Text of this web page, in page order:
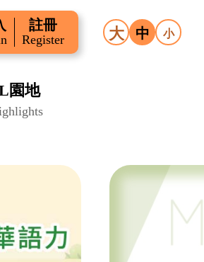
註冊
Register 大 中 小
園地